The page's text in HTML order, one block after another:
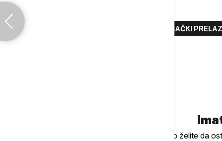
PEŠAČKI
Ukoliko želite da